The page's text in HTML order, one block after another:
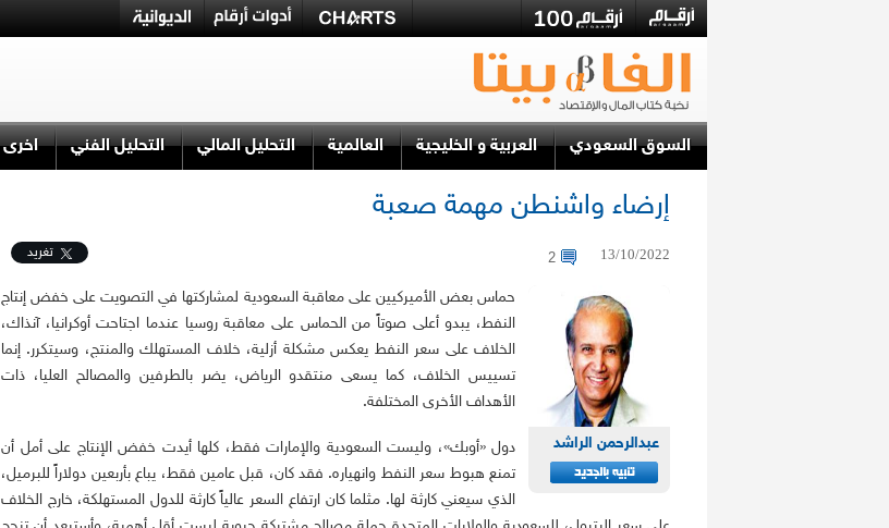
السوق السعودي العربية و الخليجية العالمية التحليل المالي التحليل الفني اخرى
إرضاء واشنطن مهمة صعبة
13/10/2022
2 تغريد
عبدالرحمن الراشد
حماس بعض الأميركيين على معاقبة السعودية لمشاركتها في التصويت على خفض إنتاج
النفط، يبدو أعلى صوتاً من الحماس على معاقبة روسيا عندما اجتاحت أوكرانيا، آنذاك،
الخلاف على سعر النفط يعكس مشكلة أزلية، خلاف المستهلك والمنتج، وسيتكرر. إنما
تسييس الخلاف، كما يسعى منتقدو الرياض، يضر بالطرفين والمصالح العليا، ذات
الأهداف الأخرى المختلفة.
دول «أوبك»، وليست السعودية والإمارات فقط، كلها أيدت خفض الإنتاج على أمل أن
تمنع هبوط سعر النفط وانهياره. فقد كان، قبل عامين فقط، يباع بأربعين دولاراً للبرميل،
الذي سيعني كارثة لها. مثلما كان ارتفاع السعر عالياً كارثة للدول المستهلكة، خارج الخلاف